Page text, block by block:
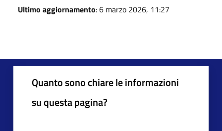
Ultimo aggiornamento: 6 marzo 2026, 11:27
Quanto sono chiare le informazioni
su questa pagina?